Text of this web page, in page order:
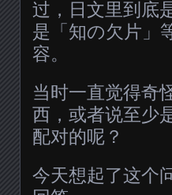
过，日文里到底
是「知の欠片」
容。
当时一直觉得奇
西，或者说至少
配对的呢？
今天想起了这个